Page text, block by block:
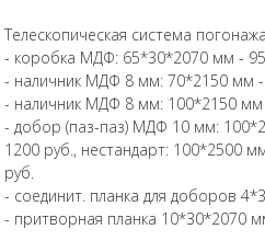
Телескопическая система
- коробка МДФ: 65*30*2070 мм -
- наличник МДФ 8 мм: 70*2150 мм -
- наличник МДФ 8 мм: 100*2150 мм
- добор (паз-паз) МДФ 10 мм:
1200 руб., нестандарт: 100*2500
руб.
- соединит. планка для доборов
- притворная планка 10*30*2070